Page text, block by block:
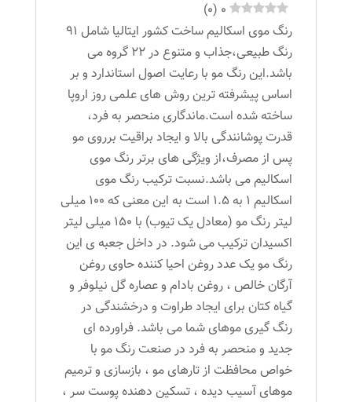
0
(
0
)
رنگ موی اسکالیم ساخت کشور ایتالیا شامل 91
رنگ طبیعی،جذاب و متنوع در 22 گروه می
باشد.این رنگ مو با رعایت اصول استاندارد و بر
اساس پیشرفته ترین روش های علمی روز اروپا
ساخته شده است.ماندگاری منحصر به فرد،
قدرت پوشانندگی بالا و ایجاد براقیت برروی مو
پس از مصرف،از ویژگی های برتر رنگ موی
اسکالیم می باشد.نسبت ترکیب رنگ موی
اسکالیم 1 به 1.5 است به این معنی که 100 میلی
لیتر رنگ مو (معادل یک تیوب) با 150 میلی لیتر
اکسیدان ترکیب می شود. در داخل جعبه ی این
رنگ مو یک عدد روغن احیا کننده حاوی روغن
آرگان خالص ، روغن بادام و عصاره گل نیلوفر و
گیاه کتان برای ایجاد طراوت و درخشندگی در
رنگ گیری موهای شما می باشد. فراورده ای
جدید و منحصر به فرد در صنعت رنگ مو با
خواص محافظت از تارهای مو ، بازسازی و ترمیم
موهای آسیب دیده ، تسکین دهنده پوست سر ،